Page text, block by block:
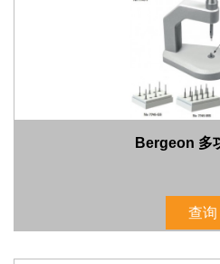
Bergeon 多
查询